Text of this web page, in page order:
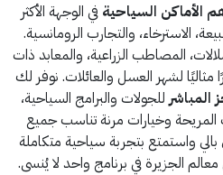
الأماكن السياحية في الوجهة الأكثر
الاسترخاء، والتجارب الرومانسية.
المصاطب الزراعية، والمعابد ذات
مثاليًا لشهر العسل والعائلات. نوفر لك
المباشرللجولات والبرامج السياحية،
المريحة وخيارات مرنة تناسب جميع
بالي واستمتع بتجربة سياحية متكاملة
الجزيرة في برنامج واحد لا يُنسى.